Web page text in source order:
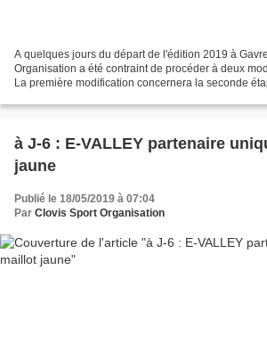
A quelques jours du départ de l'édition 2019 à
Organisation a été contraint de procéder à deux
La première modification concernera la seconde
à J-6 : E-VALLEY partenaire
jaune
Publié le 18/05/2019 à 07:04
Par Clovis Sport Organisation